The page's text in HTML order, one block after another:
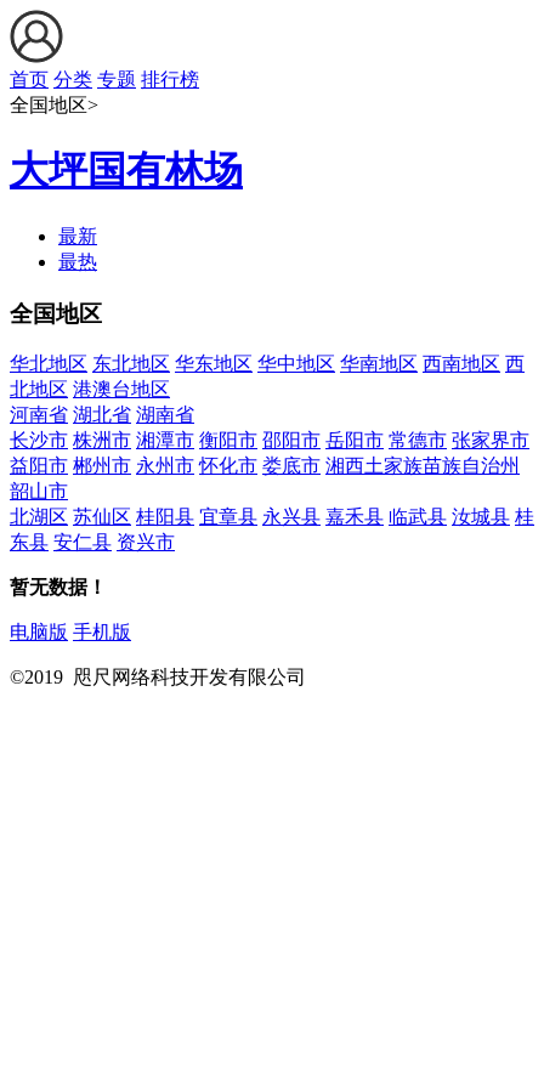
首页 分类 专题 排行榜
全国地区>
大坪国有林场
最新
最热
全国地区
华北地区 东北地区 华东地区 华中地区 华南地区 西南地区 西
北地区 港澳台地区
河南省 湖北省 湖南省
长沙市 株洲市 湘潭市 衡阳市 邵阳市 岳阳市 常德市 张家界市
益阳市 郴州市 永州市 怀化市 娄底市 湘西土家族苗族自治州
韶山市
北湖区 苏仙区 桂阳县 宜章县 永兴县 嘉禾县 临武县 汝城县 桂
东县 安仁县 资兴市
暂无数据！
电脑版 手机版
©2019 咫尺网络科技开发有限公司